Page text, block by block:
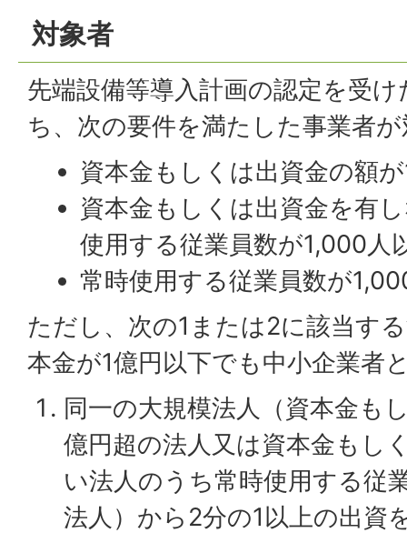
対象者
先端設備等導入計画の認定を受
ち、次の要件を満たした事業者
資本金もしくは出資金の額
資本金もしくは出資金を有
使用する従業員数が1,000人
常時使用する従業員数が
ただし、次の1または2に該当す
本金が1億円以下でも中小企業者
同一の大規模法人（資本金も
億円超の法人又は資本金もし
い法人のうち常時使用する従
法人）から2分の1以上の出資